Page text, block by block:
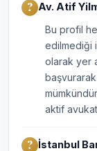
Av. Atif
Bu profil
edilmediği
olarak yer
başvurarak
aktif
İstanbul